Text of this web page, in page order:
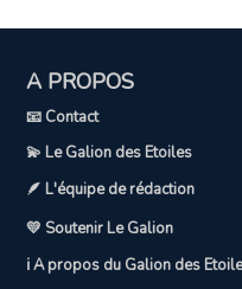
A PROPOS
📧 Contact
💫 Le Galion des Etoiles
🪶 L'équipe de rédaction
💛 Soutenir Le Galion
ℹ️ A propos du Galion des